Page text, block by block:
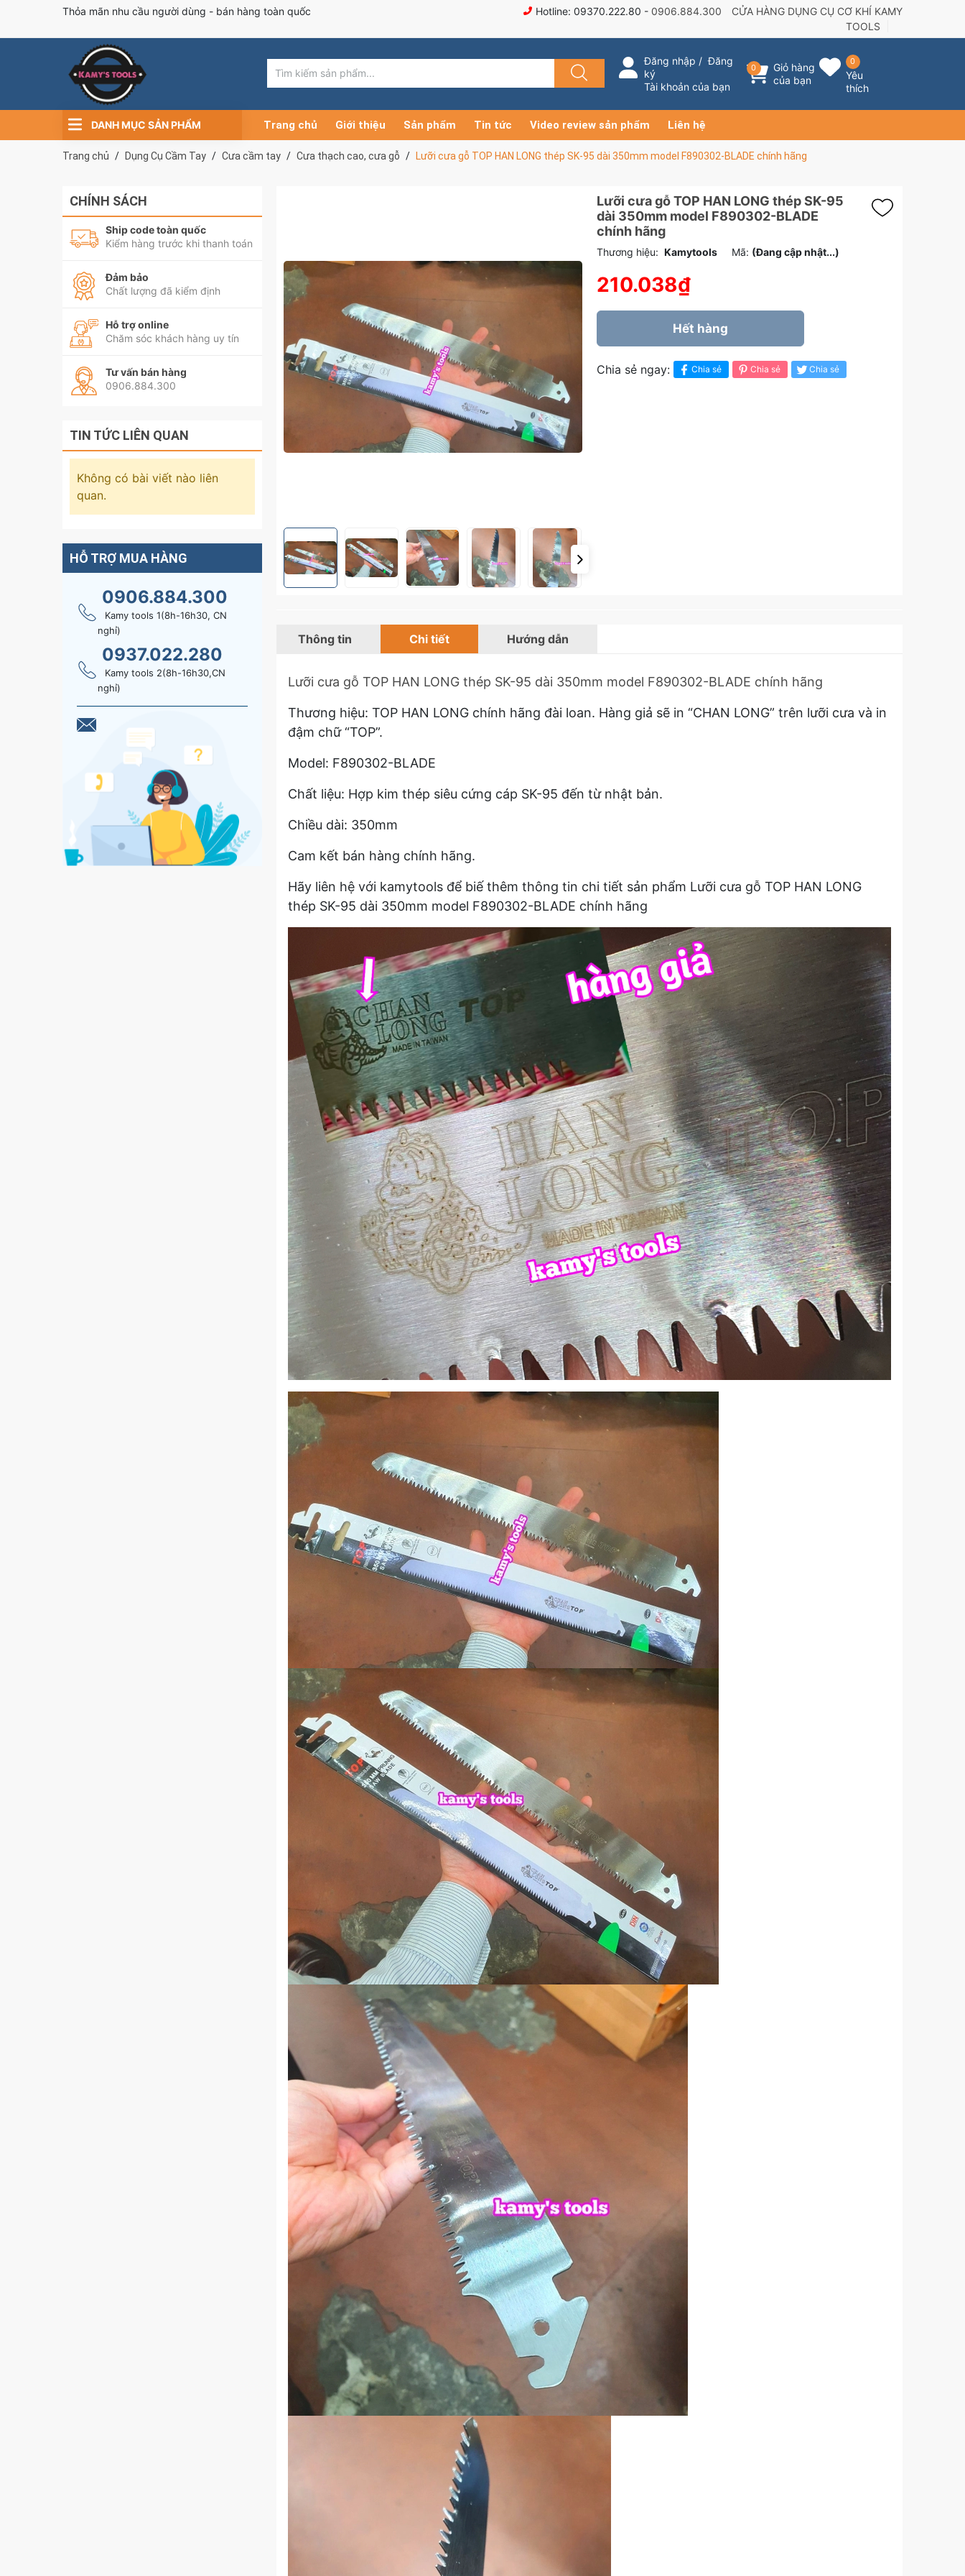
Thỏa mãn nhu cầu người dùng - bán hàng toàn quốc Hotline: 09370.222.80 - 0906.884.300
CỬA HÀNG DỤNG CỤ CƠ KHÍ KAMY
TOOLS
Đăng nhập /Đăng
ký
Tài khoản của bạn
0
Giỏ hàng
của bạn
0
Yêu
thích
DANH MỤC SẢN PHẨM Trang chủ Giới thiệu Sản phẩm Tin tức Video review sản phẩm Liên hệ
Trang chủ Dụng Cụ Cầm Tay Cưa cầm tay Cưa thạch cao, cưa gỗ Lưỡi cưa gỗ TOP HAN LONG thép SK-95 dài 350mm model F890302-BLADE chính hãng
Lưỡi cưa gỗ TOP HAN LONG thép SK-95
dài 350mm model F890302-BLADE
chính hãng
Thương hiệu: Kamytools Mã: (Đang cập nhật...)
210.038₫
Hết hàng
Chia sẻ ngay: Chia sẻ Chia sẻ Chia sẻ
Thông tin Chi tiết Hướng dẫn
Lưỡi cưa gỗ TOP HAN LONG thép SK-95 dài 350mm model F890302-BLADE chính hãng
Thương hiệu: TOP HAN LONG chính hãng đài loan. Hàng giả sẽ in “CHAN LONG” trên lưỡi cưa và in
đậm chữ “TOP”.
Model: F890302-BLADE
Chất liệu: Hợp kim thép siêu cứng cáp SK-95 đến từ nhật bản.
Chiều dài: 350mm
Cam kết bán hàng chính hãng.
Hãy liên hệ với kamytools để biế thêm thông tin chi tiết sản phẩm Lưỡi cưa gỗ TOP HAN LONG
thép SK-95 dài 350mm model F890302-BLADE chính hãng
CHÍNH SÁCH
Ship code toàn quốc
Kiểm hàng trước khi thanh toán
Đảm bảo
Chất lượng đã kiểm định
Hỗ trợ online
Chăm sóc khách hàng uy tín
Tư vấn bán hàng
0906.884.300
TIN TỨC LIÊN QUAN
Không có bài viết nào liên
quan.
HỖ TRỢ MUA HÀNG
0906.884.300
Kamy tools 1(8h-16h30, CN
nghỉ)
0937.022.280
Kamy tools 2(8h-16h30,CN
nghỉ)